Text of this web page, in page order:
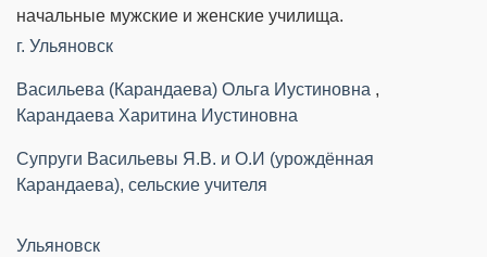
начальные мужские и женские училища.
г. Ульяновск
Васильева (Карандаева) Ольга Иустиновна ,
Карандаева Харитина Иустиновна
Супруги Васильевы Я.В. и О.И (урождённая
Карандаева), сельские учителя
Ульяновск